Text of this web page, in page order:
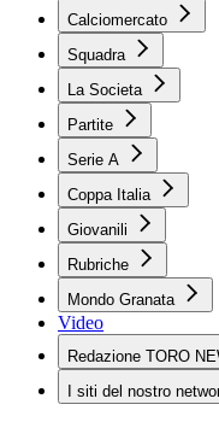
Calciomercato
Squadra
La Societa
Partite
Serie A
Coppa Italia
Giovanili
Rubriche
Mondo Granata
Video
Redazione TORO
I siti del nostro